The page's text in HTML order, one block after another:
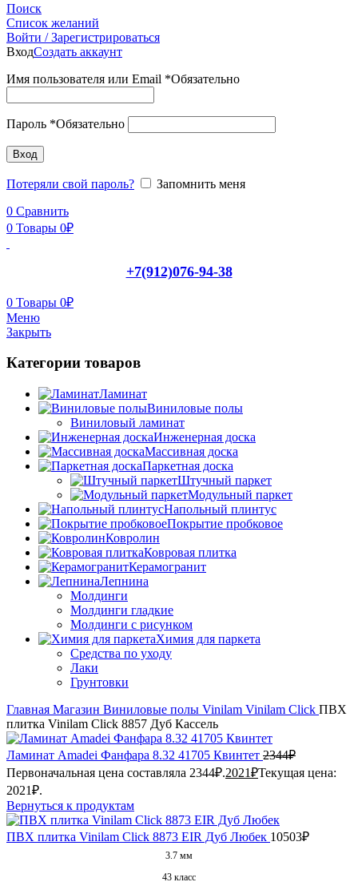
Поиск
Список желаний
Войти / Зарегистрироваться
ВходСоздать аккаунт
Имя пользователя или Email *Обязательно
Пароль *Обязательно
Вход
Потеряли свой пароль?
Запомнить меня
0 Сравнить
0 Товары 0₽
+7(912)076-94-38
0 Товары 0₽
Меню
Закрыть
Категории товаров
Ламинат
Виниловые полы
Виниловый ламинат
Инженерная доска
Массивная доска
Паркетная доска
Штучный паркет
Модульный паркет
Напольный плинтус
Покрытие пробковое
Ковролин
Ковровая плитка
Керамогранит
Лепнина
Молдинги
Молдинги гладкие
Молдинги с рисунком
Химия для паркета
Средства по уходу
Лаки
Грунтовки
Главная Магазин Виниловые полы Vinilam Vinilam Click ПВХ
плитка Vinilam Click 8857 Дуб Кассель
Ламинат Amadei Фанфара 8.32 41705 Квинтет 2344₽
Первоначальная цена составляла 2344₽.2021₽Текущая цена:
2021₽.
Вернуться к продуктам
ПВХ плитка Vinilam Click 8873 EIR Дуб Любек 10503₽
3.7 мм
43 класс